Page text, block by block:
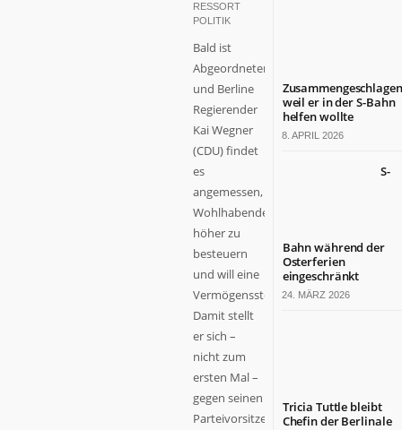
RESSORT
POLITIK
Bald ist
Abgeordnetenhauswahl,
und Berline
Regierender
Kai Wegner
(CDU) findet
es
angemessen,
Wohlhabende
höher zu
besteuern
und will eine
Vermögenssteuer.
Damit stellt
er sich –
nicht zum
ersten Mal –
gegen seinen
Parteivorsitzenden
weil er in der S-Bahn
helfen wollte
8. APRIL 2026
S-
Bahn während der
Osterferien
eingeschränkt
24. MÄRZ 2026
Tricia Tuttle bleibt
Chefin der Berlinale